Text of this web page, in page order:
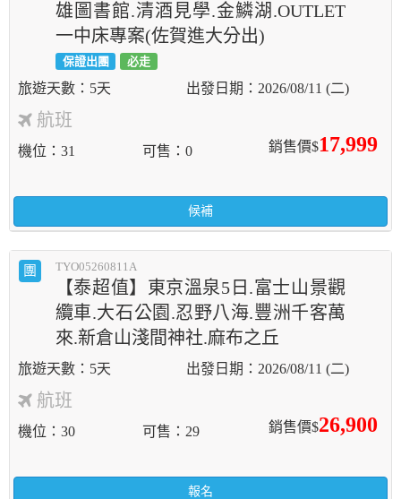
雄圖書館.清酒見學.金鱗湖.OUTLET
一中床專案(佐賀進大分出)
保證出團 必走
5天 2026/08/11 (二)
航班
銷售價$17,999
機位 31 可售 0
候補
團 TYO05260811A
【泰超值】東京溫泉5日.富士山景觀
纜車.大石公園.忍野八海.豐洲千客萬
來.新倉山淺間神社.麻布之丘
5天 2026/08/11 (二)
航班
銷售價$26,900
機位 30 可售 29
報名